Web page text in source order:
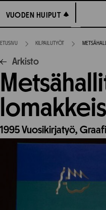
suoraan
sisältöön
VUODEN HUIPUT
VUODEN HUIPUT
ETUSIVU KILPAILUTYÖT
Arkisto
1995Vuosikirjatyö,